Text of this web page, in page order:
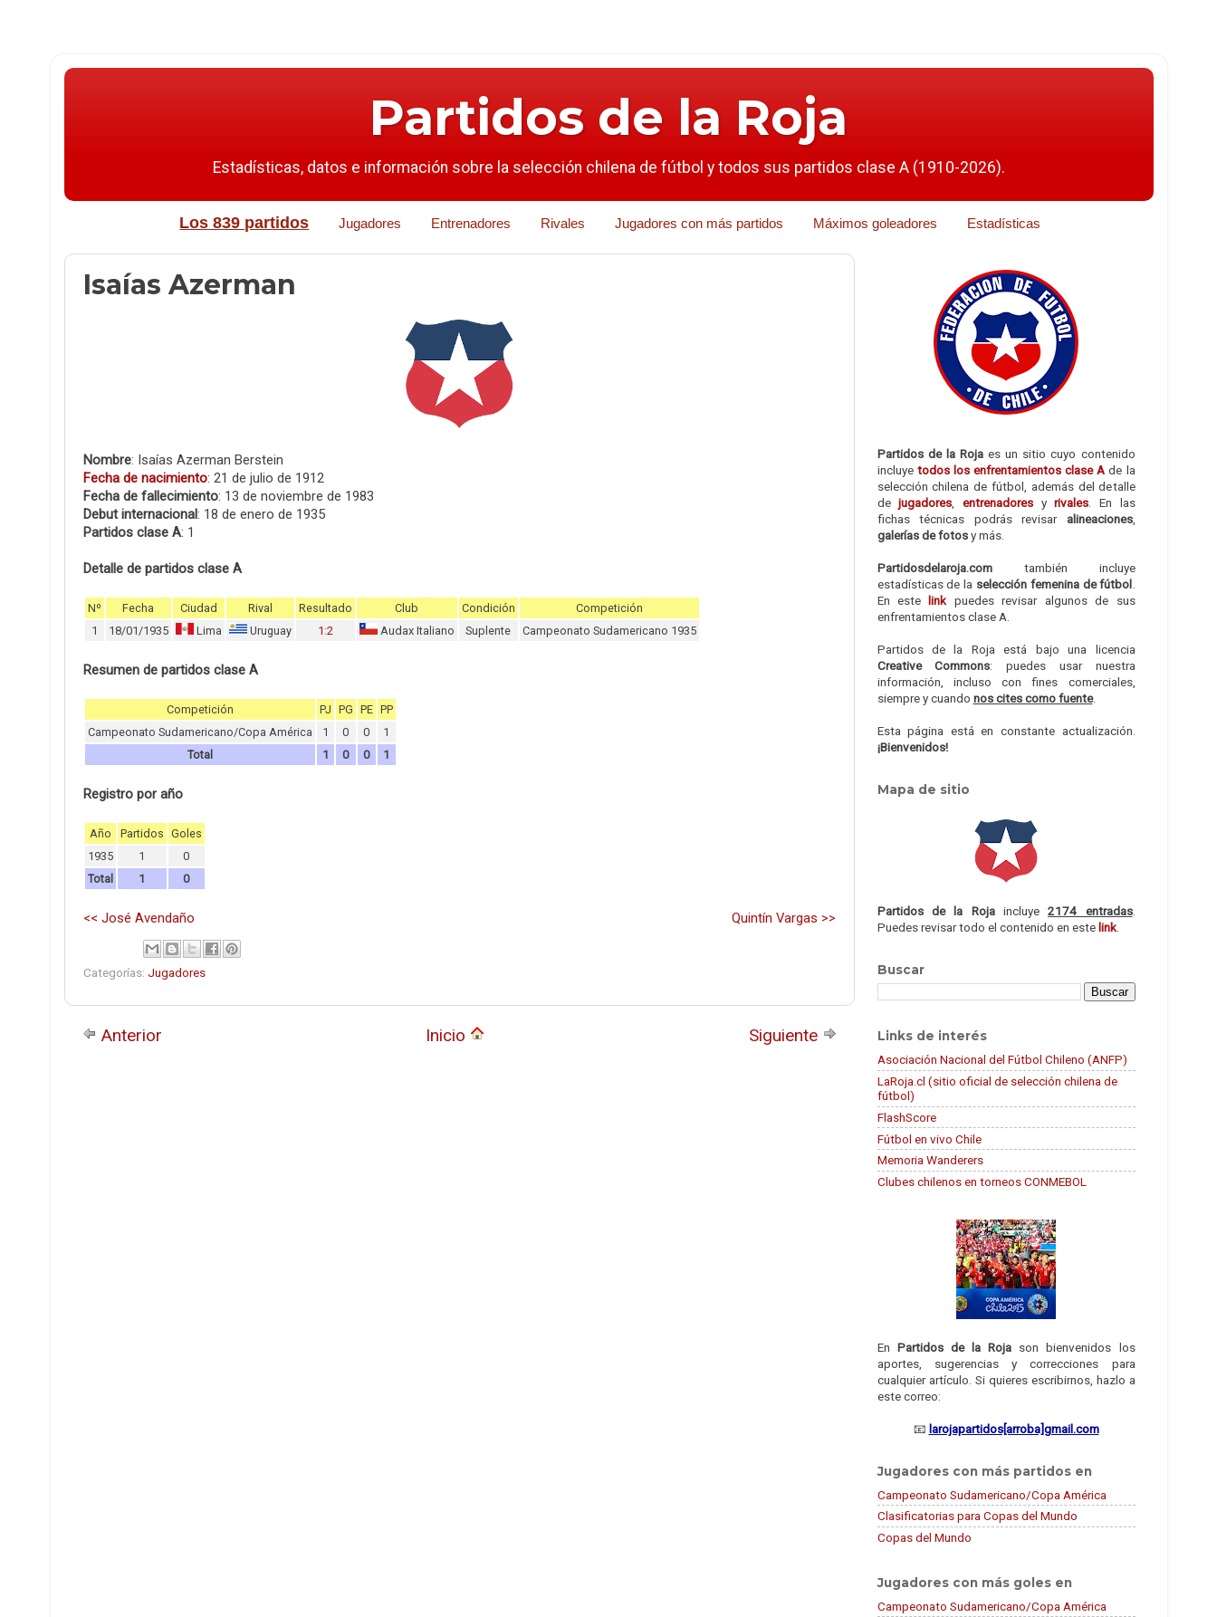
Partidos de la Roja
Estadísticas, datos e información sobre la selección chilena de fútbol y todos sus partidos clase A (1910-2026).
Los 839 partidos Jugadores Entrenadores Rivales Jugadores con más partidos Máximos goleadores Estadísticas
Isaías Azerman
Nombre: Isaías Azerman Berstein
Fecha de nacimiento: 21 de julio de 1912
Fecha de fallecimiento: 13 de noviembre de 1983
Debut internacional: 18 de enero de 1935
Partidos clase A: 1
Detalle de partidos clase A
Nº Fecha Ciudad Rival Resultado Club Condición
Competición
1
18/01/1935 Lima Uruguay 1:2 Audax Italiano Suplente Campeonato Sudamericano 1935
Resumen de partidos clase A
Competición PJ PG PE PP
Campeonato Sudamericano/Copa América
1 0 0
1
Total
1 0 0 1
Registro por año
Año Partidos Goles
1935
1
0
Total
1 0
Quintín Vargas >>
<< José Avendaño
Categorías: Jugadores
Siguiente
Anterior Inicio
Partidos de la Rojaes un sitio cuyo contenido
incluye todos los enfrentamientos clase A de la
selección chilena de fútbol, además del detalle
dejugadores entrenadoresyrivales . En las
fichas técnicas podrás revisar alineaciones,
galerías de fotosy más.
Partidosdelaroja.comtambién incluye
estadísticas de la selección femenina de fútbol
En este link puedes revisar algunos de sus
enfrentamientos clase A.
Partidos de la Roja está bajo una licencia
Creative Commons: puedes usar nuestra
información, incluso con fines comerciales,
siempre y cuando nos cites como fuente.
Esta página está en constante actualización.
¡Bienvenidos!
Mapa de sitio
Partidos de la Rojaincluye2174 entradas.
Puedes revisar todo el contenido en estelink.
Buscar
Links de interés
Asociación Nacional del Fútbol Chileno (ANFP)
LaRoja.cl (sitio oficial de selección chilena de
fútbol)
FlashScore
Fútbol en vivo Chile
Memoria Wanderers
Clubes chilenos en torneos CONMEBOL
En Partidos de la Roja son bienvenidos los
aportes, sugerencias y correcciones para
cualquier artículo. Si quieres escribirnos, hazlo a
este correo:
📧 larojapartidos[arroba]gmail.com
Jugadores con más partidos en
Campeonato Sudamericano/Copa América
Clasificatorias para Copas del Mundo
Copas del Mundo
Jugadores con más goles en
Campeonato Sudamericano/Copa América